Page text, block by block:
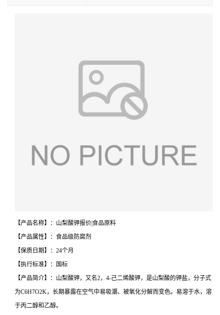
【产品名称】：山梨酸钾报价|食品原料
【产品属性】：食品级防腐剂
【保质日期】：24个月
【执行标准】：国标
【产品简介】：山梨酸钾，又名2，4-己二烯酸钾，是山梨酸的钾盐，分子式
为C6H7O2K，长期暴露在空气中易吸潮、被氧化分解而变色。易溶于水，溶
于丙二醇和乙醇。